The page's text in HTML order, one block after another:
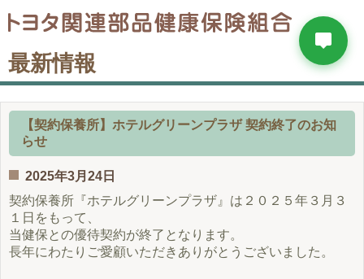
最新情報
【契約保養所】ホテルグリーンプラザ 契約終了のお知
らせ
2025年3月24日
契約保養所『ホテルグリーンプラザ』は２０２５年３月３
１日をもって、
当健保との優待契約が終了となります。
長年にわたりご愛顧いただきありがとうございました。